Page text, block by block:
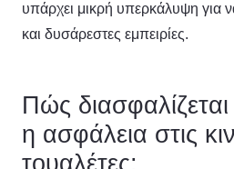
υπάρχει μικρή υπερκάλυψη για
και δυσάρεστες εμπειρίες.
Πώς διασφαλίζεται
η ασφάλεια στις
τουαλέτες;